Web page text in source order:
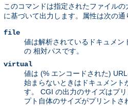
このコマンドは指定されたファイルの
に基づいて出力します。属性は次の通
file
値は解析されているドキュメン
の 相対パスです。
virtual
値は (% エンコードされた)
始まらないときはドキュメント
す。 CGI の出力のサイズはプリ
プト自体のサイズがプリントさ